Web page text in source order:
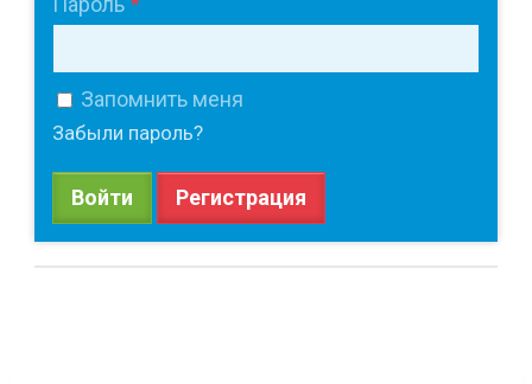
Запомнить меня
Забыли пароль?
Войти Регистрация